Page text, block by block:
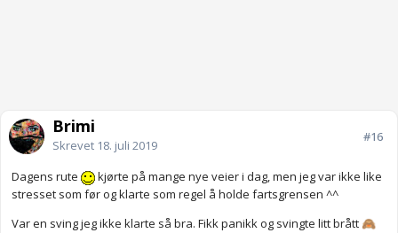
Brimi
Skrevet 18. juli 2019
#16
Dagens rute
kjørte på mange nye veier i dag, men jeg var ikke like
stresset som før og klarte som regel å holde fartsgrensen ^^
Var en sving jeg ikke klarte så bra. Fikk panikk og svingte litt brått 🙈